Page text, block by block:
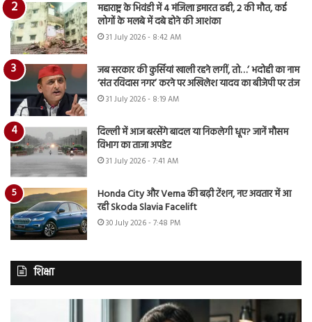
महाराष्ट्र के भिवंडी में 4 मंजिला इमारत ढही, 2 की मौत, कई
लोगों के मलबे में दबे होने की आशंका
31 July 2026 - 8:42 AM
जब सरकार की कुर्सियां खाली रहने लगीं, तो…’ भदोही का नाम
‘संत रविदास नगर’ करने पर अखिलेश यादव का बीजेपी पर तंज
31 July 2026 - 8:19 AM
दिल्ली में आज बरसेंगे बादल या निकलेगी धूप? जानें मौसम
विभाग का ताजा अपडेट
31 July 2026 - 7:41 AM
Honda City और Verna की बढ़ी टेंशन, नए अवतार में आ
रही Skoda Slavia Facelift
30 July 2026 - 7:48 PM
शिक्षा